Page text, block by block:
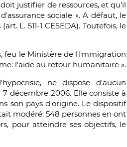
justifier de ressources, et qu'il
sociale ». A défaut, le
L. 511-1 CESEDA). Toutefois, le
feu le Ministère de l'Immigration
l'aide au retour humanitaire ».
ne dispose d'aucun
décembre 2006. Elle consiste à
son pays d'origine. Le dispositif
modéré: 548 personnes en ont
pour atteindre ses objectifs, le